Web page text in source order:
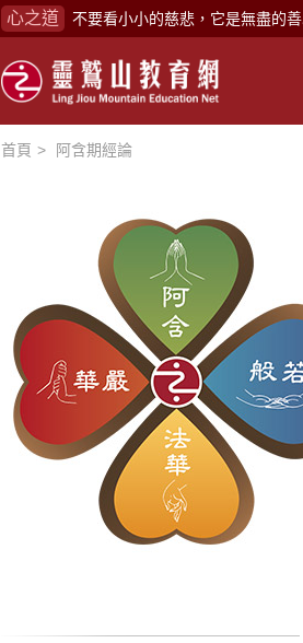
心之道 禪修，讓思緒單純，讓靈性清楚
念頭在心頭，不舒服；轉個念頭
煩惱如同下雨，當雨過天晴，雨
懂得消化煩惱，便能讓生活自在
不執著、不妄想，當下即圓滿。
心不跟隨現下煩惱，不隨就不會
學佛，就是學著拭去塵埃。
不要看小小的慈悲，它是無盡的
禪修，讓思緒單純，讓靈性清楚
念頭在心頭，不舒服；轉個念頭
煩惱如同下雨，當雨過天晴，雨
懂得消化煩惱，便能讓生活自在
負面是惡業，消極是惡業，悲觀
首頁 阿含期經論